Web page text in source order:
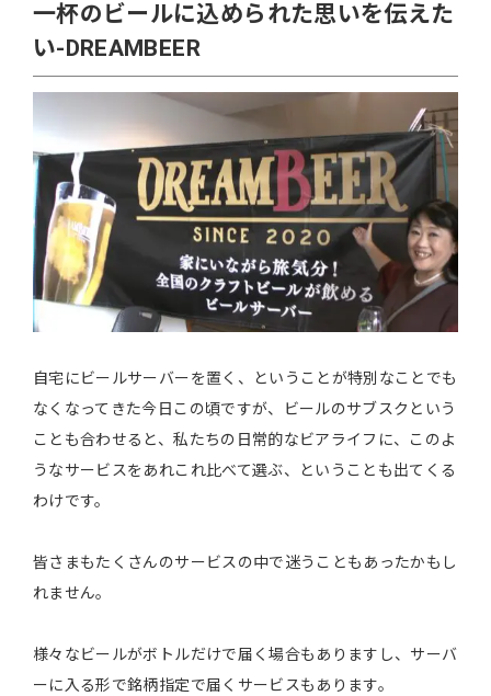
一杯のビールに込められた思いを伝えた
い-DREAMBEER
自宅にビールサーバーを置く、ということが特別なことでも
なくなってきた今日この頃ですが、ビールのサブスクという
ことも合わせると、私たちの日常的なビアライフに、このよ
うなサービスをあれこれ比べて選ぶ、ということも出てくる
わけです。
皆さまもたくさんのサービスの中で迷うこともあったかもし
れません。
様々なビールがボトルだけで届く場合もありますし、サーバ
ーに入る形で銘柄指定で届くサービスもあります。